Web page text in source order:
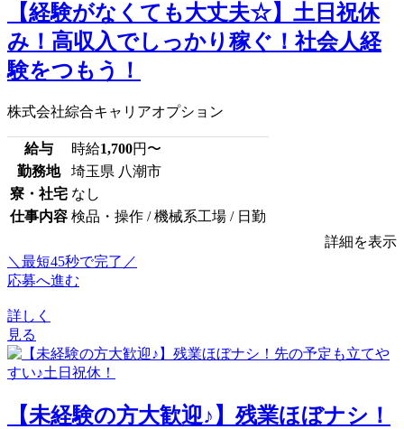
【経験がなくても大丈夫☆】土日祝休
み！高収入でしっかり稼ぐ！社会人経
験をつもう！
株式会社綜合キャリアオプション
給与 時給1,700円〜
勤務地
埼玉県 八潮市
寮・社宅 なし
仕事内容 検品・操作 / 機械系工場 / 日勤
詳細を表示
＼最短45秒で完了／
応募へ進む
詳しく
見る
【未経験の方大歓迎♪】残業ほぼナシ！